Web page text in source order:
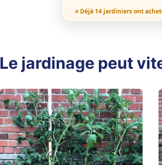
⭐ Déjà 14 jardiniers ont
Le jardinage peut